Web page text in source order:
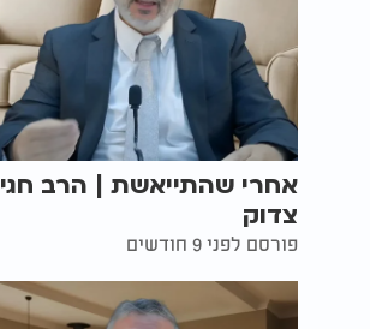
אחרי שהתייאשת | הרב חגי
צדוק
פורסם לפני 9 חודשים